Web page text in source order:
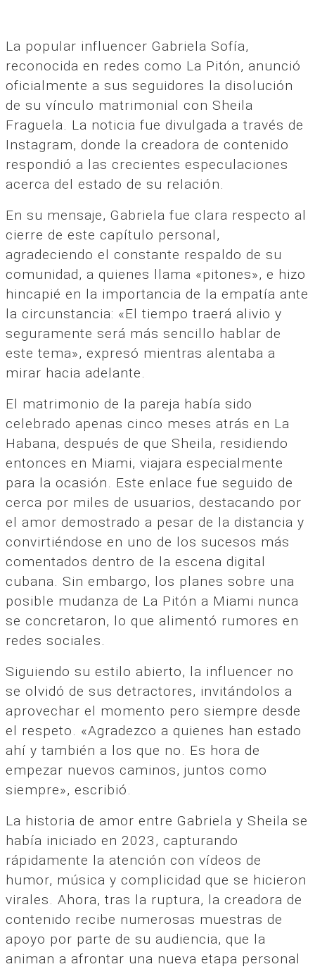
La popular influencer Gabriela Sofía,
reconocida en redes como La Pitón, anunció
oficialmente a sus seguidores la disolución
de su vínculo matrimonial con Sheila
Fraguela. La noticia fue divulgada a través de
Instagram, donde la creadora de contenido
respondió a las crecientes especulaciones
acerca del estado de su relación.
En su mensaje, Gabriela fue clara respecto al
cierre de este capítulo personal,
agradeciendo el constante respaldo de su
comunidad, a quienes llama «pitones», e hizo
hincapié en la importancia de la empatía ante
la circunstancia: «El tiempo traerá alivio y
seguramente será más sencillo hablar de
este tema», expresó mientras alentaba a
mirar hacia adelante.
El matrimonio de la pareja había sido
celebrado apenas cinco meses atrás en La
Habana, después de que Sheila, residiendo
entonces en Miami, viajara especialmente
para la ocasión. Este enlace fue seguido de
cerca por miles de usuarios, destacando por
el amor demostrado a pesar de la distancia y
convirtiéndose en uno de los sucesos más
comentados dentro de la escena digital
cubana. Sin embargo, los planes sobre una
posible mudanza de La Pitón a Miami nunca
se concretaron, lo que alimentó rumores en
redes sociales.
Siguiendo su estilo abierto, la influencer no
se olvidó de sus detractores, invitándolos a
aprovechar el momento pero siempre desde
el respeto. «Agradezco a quienes han estado
ahí y también a los que no. Es hora de
empezar nuevos caminos, juntos como
siempre», escribió.
La historia de amor entre Gabriela y Sheila se
había iniciado en 2023, capturando
rápidamente la atención con vídeos de
humor, música y complicidad que se hicieron
virales. Ahora, tras la ruptura, la creadora de
contenido recibe numerosas muestras de
apoyo por parte de su audiencia, que la
animan a afrontar una nueva etapa personal